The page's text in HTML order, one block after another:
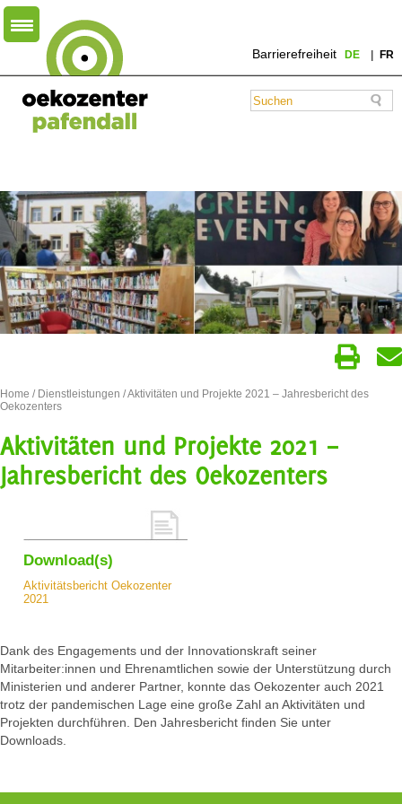
Barrierefreiheit DE FR
Home / Dienstleistungen / Aktivitäten und Projekte 2021 – Jahresbericht des
Oekozenters
Aktivitäten und Projekte 2021 –
Jahresbericht des Oekozenters
Download(s)
Aktivitätsbericht Oekozenter
2021
Dank des Engagements und der Innovationskraft seiner
Mitarbeiter:innen und Ehrenamtlichen sowie der Unterstützung durch
Ministerien und anderer Partner, konnte das Oekozenter auch 2021
trotz der pandemischen Lage eine große Zahl an Aktivitäten und
Projekten durchführen. Den Jahresbericht finden Sie unter
Downloads.